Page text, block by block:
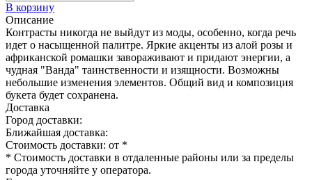
В корзину
Описание
Контрасты никогда не выйдут из моды, особенно, когда речь
идет о насыщенной палитре. Яркие акценты из алой розы и
африканской ромашки завораживают и придают энергии, а
чудная "Ванда" таинственности и изящности. Возможны
небольшие изменения элементов. Общий вид и композиция
букета будет сохранена.
Доставка
Город доставки:
Ближайшая доставка:
Стоимость доставки: от *
* Стоимость доставки в отдаленные районы или за пределы
города уточняйте у оператора.